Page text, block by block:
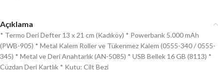
Açıklama
* Termo Deri Defter 13 x 21 cm (Kadıköy) * Powerbank 5.000 mAh
(PWB-905) * Metal Kalem Roller ve Tükenmez Kalem (0555-340 / 0555-
345) * Metal ve Deri Anahtarlık (AN-5085) * USB Bellek 16 GB (8113) *
Cüzdan Deri Kartlık * Kutu: Cilt Bezi